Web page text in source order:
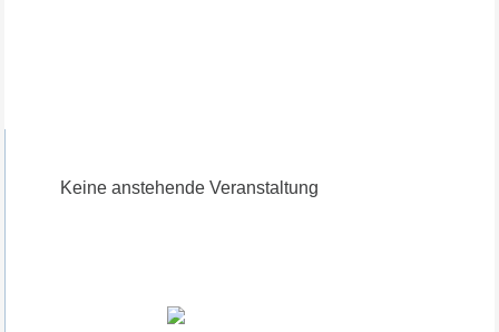
Keine anstehende Veranstaltung